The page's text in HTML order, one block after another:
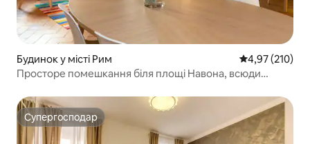
Будинок у місті Рим Середня
4,97 (210)
Просторе помешкання біля площі Навона, всюди
Супергосподар
Супергосподар